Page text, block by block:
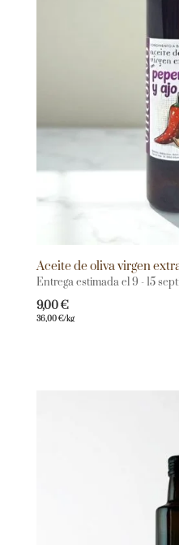
Aceite de oliva virgen
Entrega estimada el 9 - 15
9,00€
36,00€/kg